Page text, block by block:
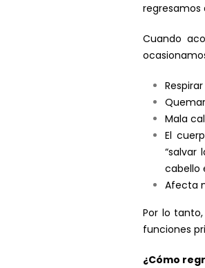
regresamos
Cuando
Mala
El
“salvar
cabello
Afecta
Por lo
funciones
¿Cómo